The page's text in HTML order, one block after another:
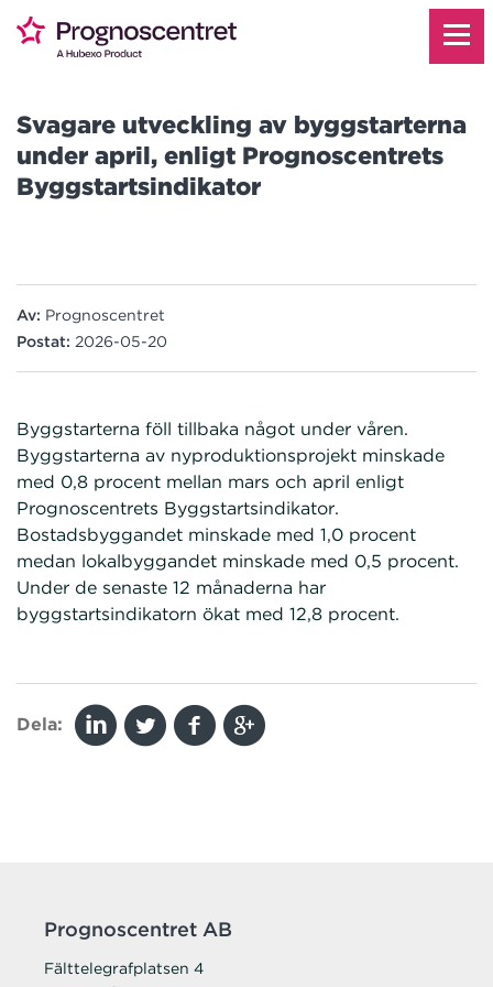
Svagare utveckling av byggstarterna
under april, enligt Prognoscentrets
Byggstartsindikator
Av: Prognoscentret
Postat: 2026-05-20
Byggstarterna föll tillbaka något under våren.
Byggstarterna av nyproduktionsprojekt minskade
med 0,8 procent mellan mars och april enligt
Prognoscentrets Byggstartsindikator.
Bostadsbyggandet minskade med 1,0 procent
medan lokalbyggandet minskade med 0,5 procent.
Under de senaste 12 månaderna har
byggstartsindikatorn ökat med 12,8 procent.
Dela:
Prognoscentret AB
Fälttelegrafplatsen 4